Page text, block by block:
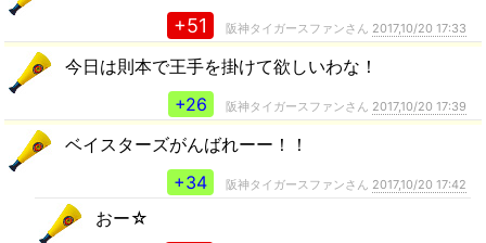
+51 阪神タイガースファンさん 2017,10/20 17:33
今日は則本で王手を掛けて欲しいわな！
+26
阪神タイガースファンさん 2017,10/20 17:39
ベイスターズがんばれーー！！
+34
阪神タイガースファンさん 2017,10/20 17:42
おー☆